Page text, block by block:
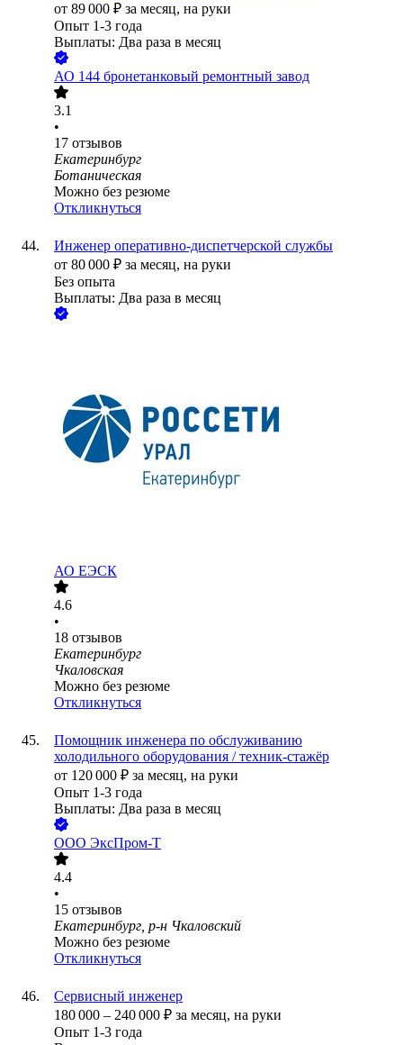
от 89 000 ₽ за месяц, на руки
Опыт 1-3 года
Выплаты: Два раза в месяц
АО 144 бронетанковый ремонтный завод
3.1
•
17 отзывов
Екатеринбург
Ботаническая
Можно без резюме
Откликнуться
Инженер оперативно-диспетчерской службы
от 80 000 ₽ за месяц, на руки
Без опыта
Выплаты: Два раза в месяц
АО ЕЭСК
4.6
•
18 отзывов
Екатеринбург
Чкаловская
Можно без резюме
Откликнуться
Помощник инженера по обслуживанию
холодильного оборудования / техник-стажёр
от 120 000 ₽ за месяц, на руки
Опыт 1-3 года
Выплаты: Два раза в месяц
ООО ЭксПром-Т
4.4
•
15 отзывов
Екатеринбург, р-н Чкаловский
Можно без резюме
Откликнуться
Сервисный инженер
180 000 – 240 000 ₽ за месяц, на руки
Опыт 1-3 года